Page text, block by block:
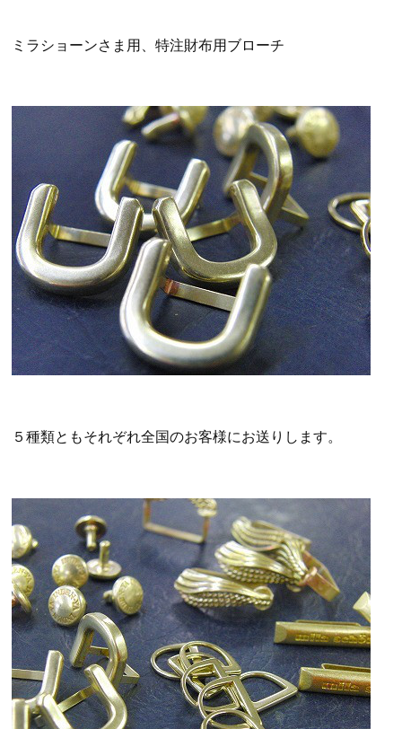
ミラショーンさま用、特注財布用ブローチ
５種類ともそれぞれ全国のお客様にお送りします。